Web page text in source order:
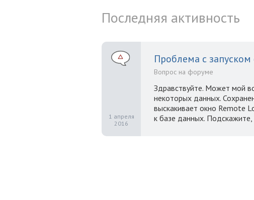
Последняя активность
1 апреля
2016
Проблема с
Вопрос на форуме
Здравствуйте. Может мой
некоторых данных.
выскакивает окно Remote
к базе данных. Подскажите,